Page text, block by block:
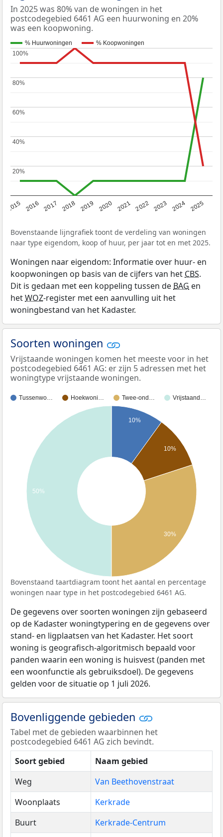
In 2025 was 80% van de woningen in het
postcodegebied 6461 AG een huurwoning en 20%
was een koopwoning.
% Huurwoningen % Koopwoningen
2015 2016 2017 2018 2019 2020 2021 2022 2023 2024 2025
20%
20%
40%
40%
60%
60%
80%
80%
100%
100%
Bovenstaande lijngrafiek toont de verdeling van woningen
naar type eigendom, koop of huur, per jaar tot en met 2025.
Woningen naar eigendom: Informatie over huur- en
koopwoningen op basis van de cijfers van hetCBS.
Dit is gedaan met een koppeling tussen deBAG en
hetWOZ-register met een aanvulling uit het
woningbestand van het Kadaster.
Soorten woningen
Vrijstaande woningen komen het meeste voor in het
postcodegebied 6461 AG: er zijn 5 adressen met het
woningtype vrijstaande woningen.
Tussenwo… Hoekwoni… Twee-ond… Vrijstaand…
10%
10%
50%
30%
Bovenstaand taartdiagram toont het aantal en percentage
woningen naar type in het postcodegebied 6461 AG.
De gegevens over soorten woningen zijn gebaseerd
op de Kadaster woningtypering en de gegevens over
stand- en ligplaatsen van het Kadaster. Het soort
woning is geografisch-algoritmisch bepaald voor
panden waarin een woning is huisvest (panden met
een woonfunctie als gebruiksdoel). De gegevens
gelden voor de situatie op 1 juli 2026.
Bovenliggende gebieden
Tabel met de gebieden waarbinnen het
postcodegebied 6461 AG zich bevindt.
Soort gebied
Naam gebied
Weg
Van Beethovenstraat
Woonplaats
Kerkrade
Buurt
Kerkrade-Centrum